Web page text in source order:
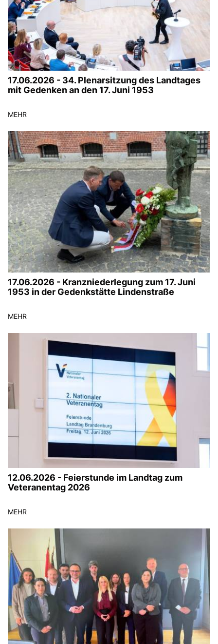
17.06.2026 - 34. Plenarsitzung des Landtages
mit Gedenken an den 17. Juni 1953
MEHR
17.06.2026 - Kranzniederlegung zum 17. Juni
1953 in der Gedenkstätte Lindenstraße
MEHR
12.06.2026 - Feierstunde im Landtag zum
Veteranentag 2026
MEHR